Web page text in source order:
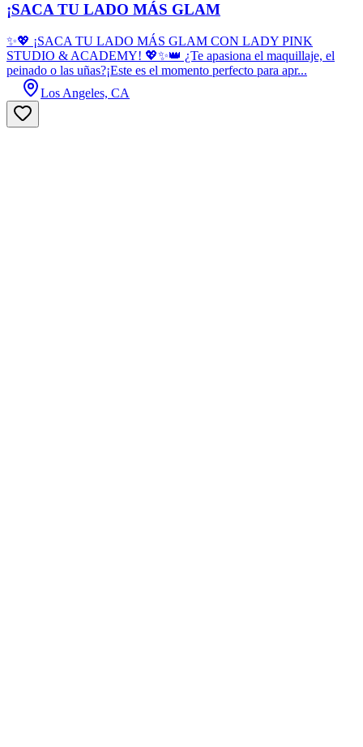
¡SACA TU LADO MÁS GLAM
✨💖 ¡SACA TU LADO MÁS GLAM CON LADY PINK
STUDIO & ACADEMY! 💖✨👑 ¿Te apasiona el maquillaje, el
peinado o las uñas?¡Este es el momento perfecto para apr...
Los Angeles, CA